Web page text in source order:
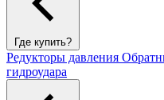
Где купить?
Редукторы давления
гидроудара